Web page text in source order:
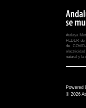
Atalaya
FEDER de
de
electricidad
natural y la
Powered
© 2026